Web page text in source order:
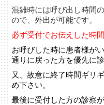
混雑時には呼び出し時間
ので、外出が可能です。
必ず受付でお伝えした時
お呼びした時に患者様が
通りに戻った方を優先に
又、故意に終了時間ギリ
め下さい。
最後に受付した方の診察